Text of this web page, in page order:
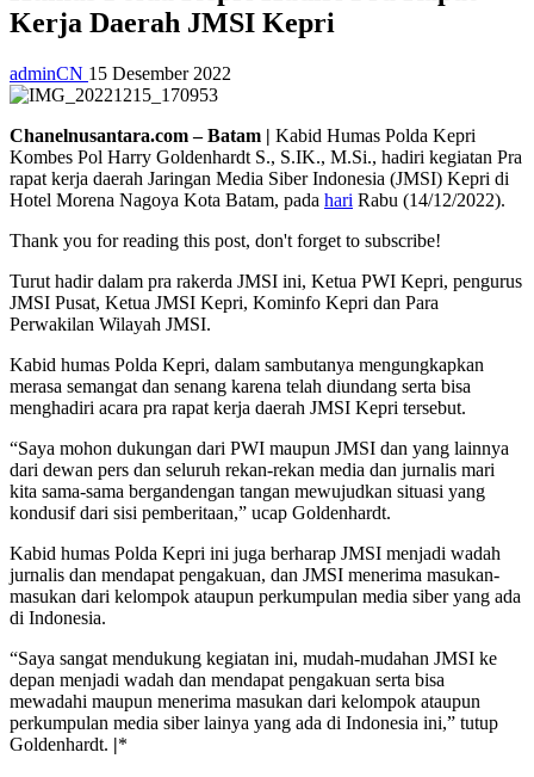
Kerja Daerah JMSI Kepri
adminCN 15 Desember 2022
Chanelnusantara.com – Batam | Kabid Humas Polda Kepri
Kombes Pol Harry Goldenhardt S., S.IK., M.Si., hadiri kegiatan Pra
rapat kerja daerah Jaringan Media Siber Indonesia (JMSI) Kepri di
Hotel Morena Nagoya Kota Batam, pada hari Rabu (14/12/2022).
Thank you for reading this post, don't forget to subscribe!
Turut hadir dalam pra rakerda JMSI ini, Ketua PWI Kepri, pengurus
JMSI Pusat, Ketua JMSI Kepri, Kominfo Kepri dan Para
Perwakilan Wilayah JMSI.
Kabid humas Polda Kepri, dalam sambutanya mengungkapkan
merasa semangat dan senang karena telah diundang serta bisa
menghadiri acara pra rapat kerja daerah JMSI Kepri tersebut.
“Saya mohon dukungan dari PWI maupun JMSI dan yang lainnya
dari dewan pers dan seluruh rekan-rekan media dan jurnalis mari
kita sama-sama bergandengan tangan mewujudkan situasi yang
kondusif dari sisi pemberitaan,” ucap Goldenhardt.
Kabid humas Polda Kepri ini juga berharap JMSI menjadi wadah
jurnalis dan mendapat pengakuan, dan JMSI menerima masukan-
masukan dari kelompok ataupun perkumpulan media siber yang ada
di Indonesia.
“Saya sangat mendukung kegiatan ini, mudah-mudahan JMSI ke
depan menjadi wadah dan mendapat pengakuan serta bisa
mewadahi maupun menerima masukan dari kelompok ataupun
perkumpulan media siber lainya yang ada di Indonesia ini,” tutup
Goldenhardt. |*